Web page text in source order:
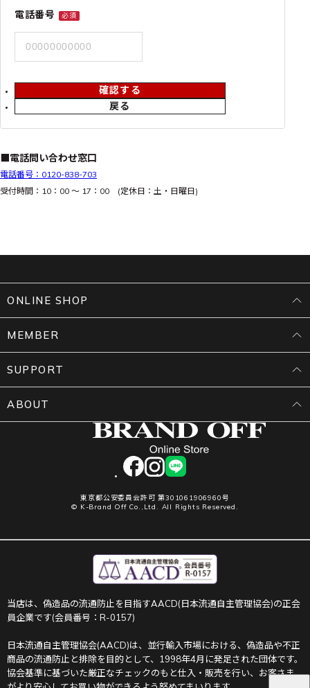
電話番号 必須
戻る
確認する
■電話問い合わせ窓口
電話番号：0120-838-703
受付時間：10：00 ～ 17：00 (定休日：土・日曜日)
facebookinstagram
LINE
東京都公安委員会許可 第301061906960号
© K-Brand Off Co.,Ltd. All Rights Reserved.
ONLINE SHOP
MEMBER
SUPPORT
ABOUT
当店は、偽造品の流通防止を目指すAACD(日本流通自主管理協会)の正会
員企業です(会員番号：R-0157)
日本流通自主管理協会(AACD)は、並行輸入市場における、偽造品や不正
商品の流通防止と排除を目的として、1998年4月に発足された団体です。
協会基準に基づいた厳正なチェックのもと仕入・販売を行い、お客さま